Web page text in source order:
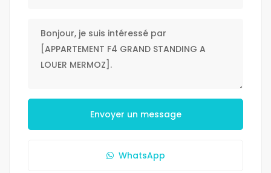
Envoyer un message
WhatsApp